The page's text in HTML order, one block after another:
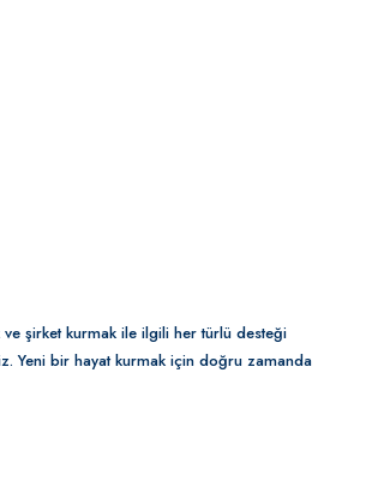
şirket kurmak ile ilgili her türlü desteği
Yeni bir hayat kurmak için doğru zamanda